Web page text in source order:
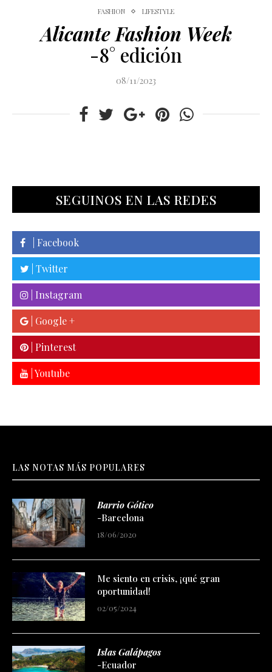
FASHION LIFESTYLE
Alicante Fashion Week
-8° edición
08/11/2023
SEGUINOS EN LAS REDES
| Facebook
| Twitter
| Instagram
| Google +
| Pinterest
| Youtube
LAS NOTAS MÁS POPULARES
Barrio Gótico
-Barcelona
18/06/2020
Me siento en crisis, ¡qué gran
oportunidad!
02/05/2024
Islas Galápagos
-Ecuador